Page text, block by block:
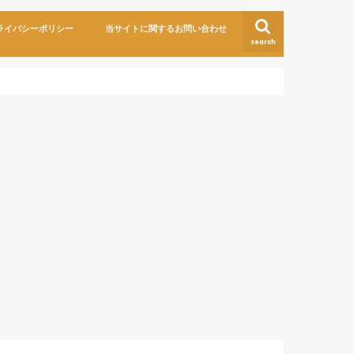
search
イバシーポリシー 当サイトに関するお問い合わせ